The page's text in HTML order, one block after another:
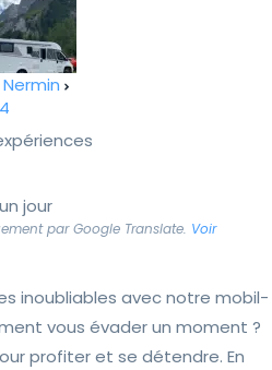
jour
par Google Translate. Voir
inoubliables avec notre mobil-
vous évader un moment ?
profiter et se détendre. En